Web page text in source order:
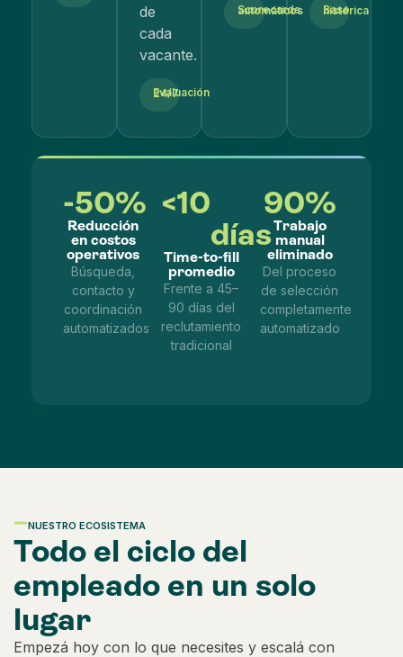
de
cada
vacante.
Evaluación 24/7
Scorecards automáticos Base histórica
-50%
Reducción
en costos
operativos
Búsqueda,
contacto y
coordinación
automatizados
<10
días
Time-to-fill
promedio
Frente a 45–
90 días del
reclutamiento
tradicional
90%
Trabajo
manual
eliminado
Del proceso
de selección
completamente
automatizado
NUESTRO ECOSISTEMA
Todo el ciclo del
empleado en un solo
lugar
Empezá hoy con lo que necesites y escalá con